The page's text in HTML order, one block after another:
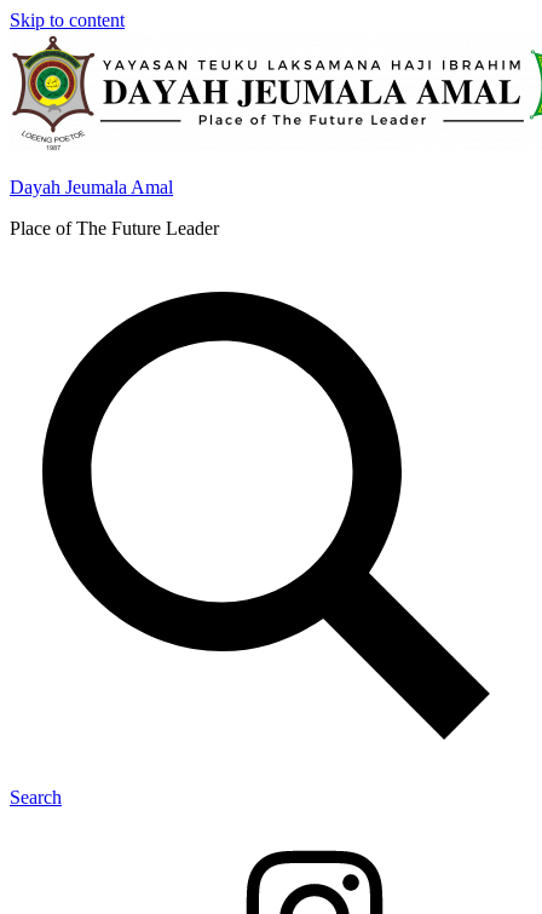
Skip to content
Dayah Jeumala Amal
Place of The Future Leader
Search